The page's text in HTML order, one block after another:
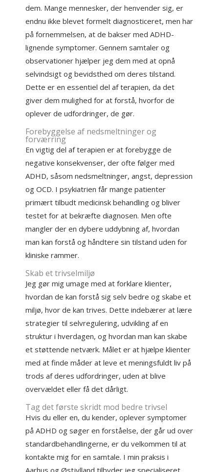
dem. Mange mennesker, der henvender sig, er
endnu ikke blevet formelt diagnosticeret, men har
på fornemmelsen, at de bakser med ADHD-
lignende symptomer. Gennem samtaler og
observationer hjælper jeg dem med at opnå
selvindsigt og bevidsthed om deres tilstand.
Dette er en essentiel del af terapien, da det
giver dem mulighed for at forstå, hvorfor de
oplever de udfordringer, de gør.
Forebyggelse af nedsmeltninger og
forværring
En vigtig del af terapien er at forebygge de
negative konsekvenser, der ofte følger med
ADHD, såsom nedsmeltninger, angst, depression
og OCD. I psykiatrien får mange patienter
primært tilbudt medicinsk behandling og bliver
testet for at bekræfte diagnosen. Men ofte
mangler der en dybere uddybning af, hvordan
man kan forstå og håndtere sin tilstand uden for
kliniske rammer.
Skab et trivselmiljø
Jeg gør mig umage med at forklare klienter,
hvordan de kan forstå sig selv bedre og skabe et
miljø, hvor de kan trives. Dette indebærer at lære
strategier til selvregulering, udvikling af en
struktur i hverdagen, og hvordan man kan skabe
et støttende netværk. Målet er at hjælpe klienter
med at finde måder at leve et meningsfuldt liv på
trods af deres udfordringer, uden at blive
overvældet eller få det dårligt.
Tag det første skridt mod bedre trivsel
Hvis du eller en, du kender, oplever symptomer
på ADHD og søger en forståelse, der går ud over
standardbehandlingerne, er du velkommen til at
kontakte mig for en samtale. I min praksis i
Aarhus og Østjylland tilbyder jeg specialiseret